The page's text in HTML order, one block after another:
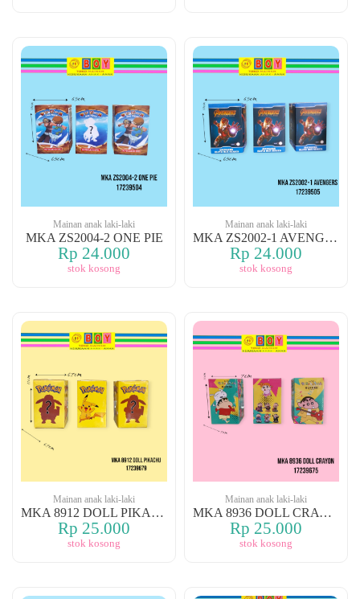
Mainan anak laki-laki
MKA ZS2004-2 ONE PIE
Rp 24.000
stok kosong
Mainan anak laki-laki
MKA ZS2002-1 AVENGERS
Rp 24.000
stok kosong
Mainan anak laki-laki
MKA 8912 DOLL PIKACHU
Rp 25.000
stok kosong
Mainan anak laki-laki
MKA 8936 DOLL CRAYON
Rp 25.000
stok kosong